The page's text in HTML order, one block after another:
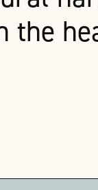
the